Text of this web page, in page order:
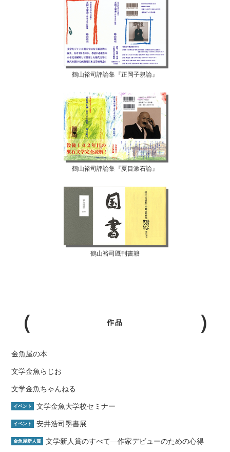
鶴山裕司評論集『正岡子規論』
鶴山裕司評論集『夏目漱石論』
鶴山裕司既刊書籍
作品
金魚屋の本
文学金魚らじお
文学金魚ちゃんねる
イベント 文学金魚大学校セミナー
イベント 安井浩司墨書展
金魚屋新人賞 文学新人賞のすべて―作家デビューのための心得